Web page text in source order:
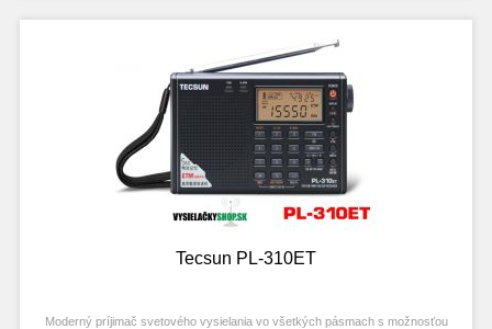
Tecsun PL-310ET
Moderný príjimač svetového vysielania vo všetkých pásmach s možnosťou